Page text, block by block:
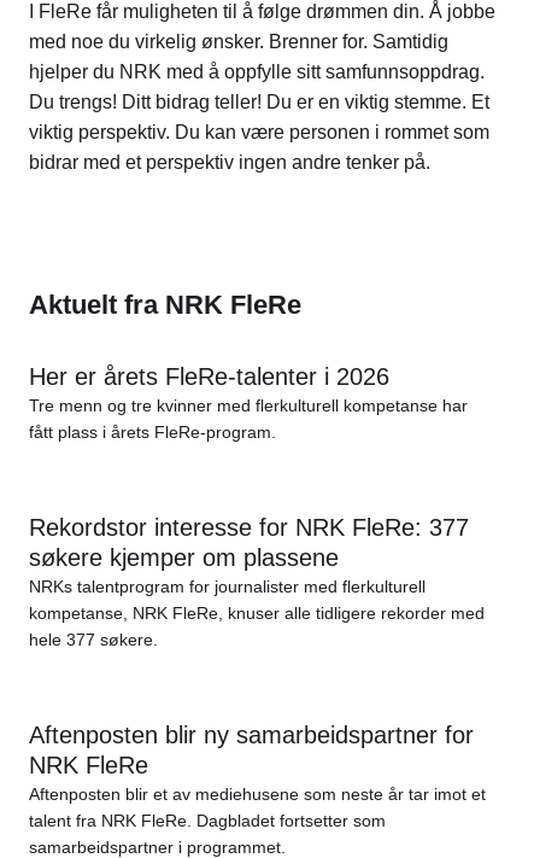
I FleRe får muligheten til å følge drømmen din. Å jobbe
med noe du virkelig ønsker. Brenner for. Samtidig
hjelper du NRK med å oppfylle sitt samfunnsoppdrag.
Du trengs! Ditt bidrag teller! Du er en viktig stemme. Et
viktig perspektiv. Du kan være personen i rommet som
bidrar med et perspektiv ingen andre tenker på.
Aktuelt fra NRK FleRe
Her er årets FleRe-talenter i 2026
Tre menn og tre kvinner med flerkulturell kompetanse har
fått plass i årets FleRe-program.
Rekordstor interesse for NRK FleRe: 377
søkere kjemper om plassene
NRKs talentprogram for journalister med flerkulturell
kompetanse, NRK FleRe, knuser alle tidligere rekorder med
hele 377 søkere.
Aftenposten blir ny samarbeidspartner for
NRK FleRe
Aftenposten blir et av mediehusene som neste år tar imot et
talent fra NRK FleRe. Dagbladet fortsetter som
samarbeidspartner i programmet.